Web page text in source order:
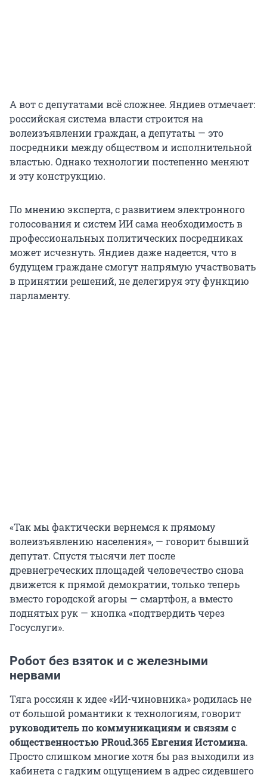
А вот с депутатами всё сложнее. Яндиев отмечает:
российская система власти строится на
волеизъявлении граждан, а депутаты — это
посредники между обществом и исполнительной
властью. Однако технологии постепенно меняют
и эту конструкцию.
По мнению эксперта, с развитием электронного
голосования и систем ИИ сама необходимость в
профессиональных политических посредниках
может исчезнуть. Яндиев даже надеется, что в
будущем граждане смогут напрямую участвовать
в принятии решений, не делегируя эту функцию
парламенту.
«Так мы фактически вернемся к прямому
волеизъявлению населения», — говорит бывший
депутат. Спустя тысячи лет после
древнегреческих площадей человечество снова
движется к прямой демократии, только теперь
вместо городской агоры — смартфон, а вместо
поднятых рук — кнопка «подтвердить через
Госуслуги».
Робот без взяток и с железными
нервами
Тяга россиян к идее «ИИ-чиновника» родилась не
от большой романтики к технологиям, говорит
руководитель по коммуникациям и связям с
общественностью PRoud.365 Евгения Истомина.
Просто слишком многие хотя бы раз выходили из
кабинета с гадким ощущением в адрес сидевшего